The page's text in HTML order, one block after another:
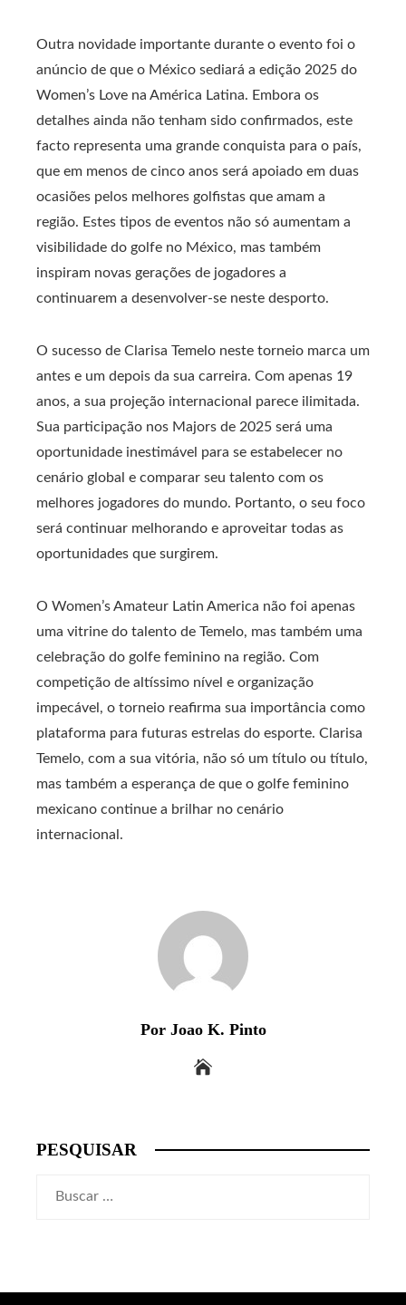
Outra novidade importante durante o evento foi o
anúncio de que o México sediará a edição 2025 do
Women’s Love na América Latina. Embora os
detalhes ainda não tenham sido confirmados, este
facto representa uma grande conquista para o país,
que em menos de cinco anos será apoiado em duas
ocasiões pelos melhores golfistas que amam a
região. Estes tipos de eventos não só aumentam a
visibilidade do golfe no México, mas também
inspiram novas gerações de jogadores a
continuarem a desenvolver-se neste desporto.
O sucesso de Clarisa Temelo neste torneio marca um
antes e um depois da sua carreira. Com apenas 19
anos, a sua projeção internacional parece ilimitada.
Sua participação nos Majors de 2025 será uma
oportunidade inestimável para se estabelecer no
cenário global e comparar seu talento com os
melhores jogadores do mundo. Portanto, o seu foco
será continuar melhorando e aproveitar todas as
oportunidades que surgirem.
O Women’s Amateur Latin America não foi apenas
uma vitrine do talento de Temelo, mas também uma
celebração do golfe feminino na região. Com
competição de altíssimo nível e organização
impecável, o torneio reafirma sua importância como
plataforma para futuras estrelas do esporte. Clarisa
Temelo, com a sua vitória, não só um título ou título,
mas também a esperança de que o golfe feminino
mexicano continue a brilhar no cenário
internacional.
Por Joao K. Pinto
PESQUISAR